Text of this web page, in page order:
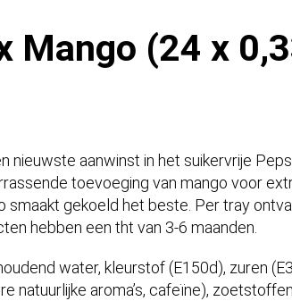
Mango (24 x
nieuwste aanwinst in het suikervrije
toevoeging van mango voor
smaakt gekoeld het beste. Per tray
hebben een tht van 3-6 maanden.
water, kleurstof (E150d), zuren
natuurlijke aroma’s, cafeïne),